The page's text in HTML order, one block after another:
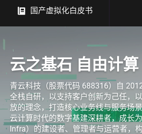
国产虚拟化白皮书
云之基石 自由计算
青云科技（股票代码 688316）自
全栈自研，以支持客户创新为己任，
放的理念，打造核心业务线与服务场
云计算时代的数字基建深耕者，成长
Infra）的建设者、管理者与运营者，